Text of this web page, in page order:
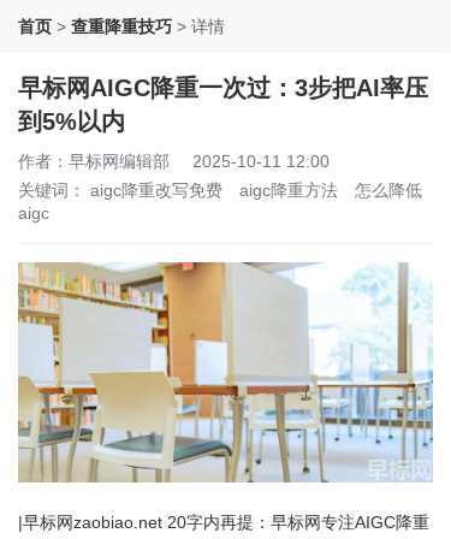
首页 > 查重降重技巧 > 详情
早标网AIGC降重一次过：3步把AI率压
到5%以内
作者：早标网编辑部
2025-10-11 12:00
关键词： aigc降重改写免费 aigc降重方法
怎么降低
aigc
|早标网zaobiao.net 20字内再提：早标网专注AIGC降重